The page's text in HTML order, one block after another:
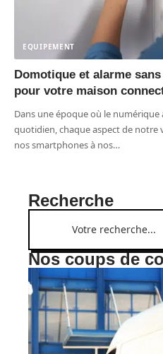
EQUIPEMENT
Domotique et alarme
pour votre maison
Dans une époque où le
quotidien, chaque aspect de notre
nos smartphones à nos…
Recherche
Nos coups de